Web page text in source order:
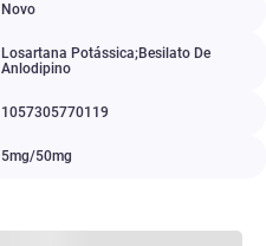
Novo
Losartana Potássica;Besilato De
Anlodipino
1057305770119
5mg/50mg